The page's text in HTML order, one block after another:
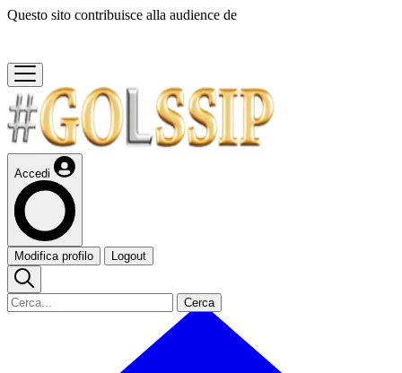
Questo sito contribuisce alla audience de
Accedi
Modifica profilo Logout
Cerca